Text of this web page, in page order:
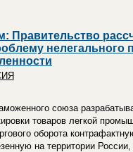
Правительство
нелегального
союза
товаров легкой
оборота
на территории